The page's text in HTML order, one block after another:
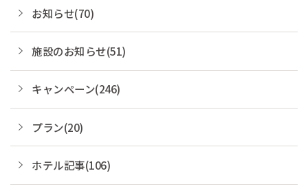
お知らせ(70)
施設のお知らせ(51)
キャンペーン(246)
プラン(20)
ホテル記事(106)